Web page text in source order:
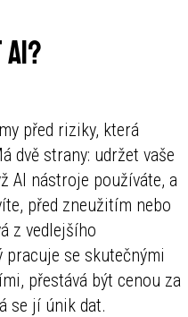
před riziky, která
dvě strany: udržet vaše
AI nástroje používáte, a
před zneužitím nebo
z vedlejšího
se skutečnými
přestává být cenou za
se jí únik dat.